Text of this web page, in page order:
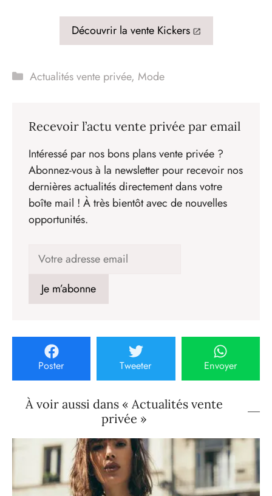
Découvrir la vente Kickers
Catégories
Actualités vente privée, Mode
Recevoir l’actu vente privée par email
Intéressé par nos bons plans vente privée ?
Abonnez-vous à la newsletter pour recevoir nos
dernières actualités directement dans votre
boîte mail ! À très bientôt avec de nouvelles
opportunités.
Poster Tweeter Envoyer
À voir aussi dans « Actualités vente
privée »